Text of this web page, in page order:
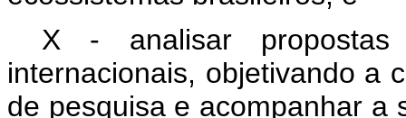
X - analisar
internacionais, objetivando a
de pesquisa e acompanhar a